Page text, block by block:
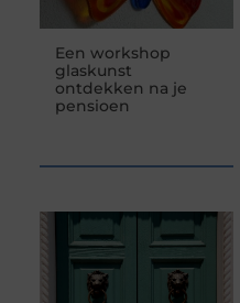
Een workshop
glaskunst
ontdekken na je
pensioen